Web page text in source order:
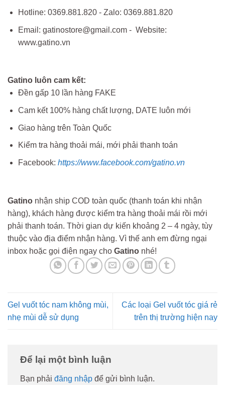
Hotline: 0369.881.820 - Zalo: 0369.881.820
Email: gatinostore@gmail.com - Website:
www.gatino.vn
Gatino luôn cam kết:
Đền gấp 10 lần hàng FAKE
Cam kết 100% hàng chất lượng, DATE luôn mới
Giao hàng trên Toàn Quốc
Kiểm tra hàng thoải mái, mới phải thanh toán
Facebook: https://www.facebook.com/gatino.vn
Gatino nhận ship COD toàn quốc (thanh toán khi nhận
hàng), khách hàng được kiểm tra hàng thoải mái rồi mới
phải thanh toán. Thời gian dự kiến khoảng 2 – 4 ngày, tùy
thuộc vào địa điểm nhận hàng. Vì thế anh em đừng ngại
inbox hoặc gọi điện ngay cho Gatino nhé!
Gel vuốt tóc nam không mùi,
nhẹ mùi dễ sử dụng
Các loại Gel vuốt tóc giá rẻ
trên thị trường hiện nay
Để lại một bình luận
Bạn phải đăng nhập để gửi bình luận.